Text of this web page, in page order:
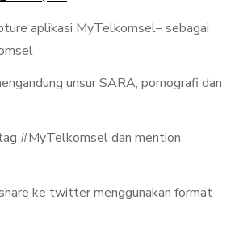
aplikasi MyTelkomsel– sebagai
unsur SARA, pornografi dan
#MyTelkomsel dan mention
ke twitter menggunakan format